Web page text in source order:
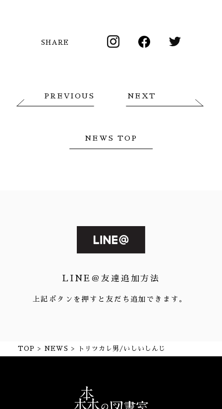
SHARE
PREVIOUS
NEWS TOP
NEXT
LINE＠友達追加方法
上記ボタンを押すと友だち追加できます。
TOP NEWS トリツカレ男/いしいしんじ